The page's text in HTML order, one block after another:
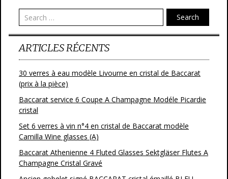
Search
ARTICLES RÉCENTS
30 verres à eau modèle Livourne en cristal de Baccarat
(prix à la pièce)
Baccarat service 6 Coupe A Champagne Modéle Picardie
cristal
Set 6 verres à vin n°4 en cristal de Baccarat modèle
Camilla Wine glasses (A)
Baccarat Athenienne 4 Fluted Glasses Sektgläser Flutes A
Champagne Cristal Gravé